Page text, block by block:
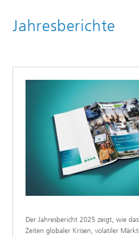
Presse / Medien
Jahresberichte
Der Jahresbericht 2025 zeigt, wie
Zeiten globaler Krisen, volatiler